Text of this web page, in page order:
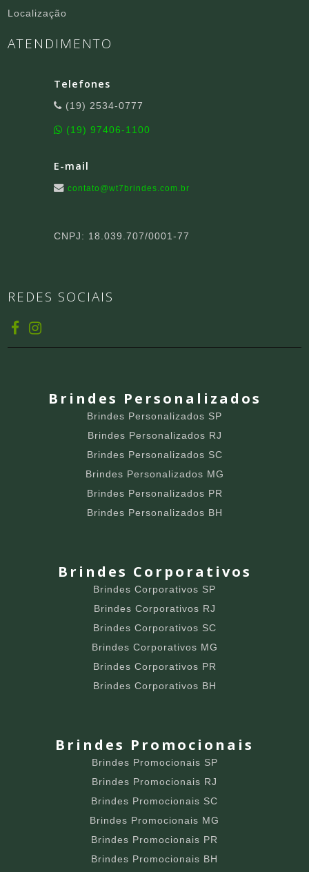
Localização
ATENDIMENTO
Telefones
(19) 2534-0777
(19) 97406-1100
E-mail
contato@wt7brindes.com.br
CNPJ: 18.039.707/0001-77
REDES SOCIAIS
Brindes Personalizados
Brindes Personalizados SP
Brindes Personalizados RJ
Brindes Personalizados SC
Brindes Personalizados MG
Brindes Personalizados PR
Brindes Personalizados BH
Brindes Corporativos
Brindes Corporativos SP
Brindes Corporativos RJ
Brindes Corporativos SC
Brindes Corporativos MG
Brindes Corporativos PR
Brindes Corporativos BH
Brindes Promocionais
Brindes Promocionais SP
Brindes Promocionais RJ
Brindes Promocionais SC
Brindes Promocionais MG
Brindes Promocionais PR
Brindes Promocionais BH